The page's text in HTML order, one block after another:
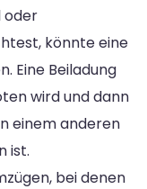
oder
könnte eine
Eine Beiladung
wird und dann
einem anderen
ist.
bei denen